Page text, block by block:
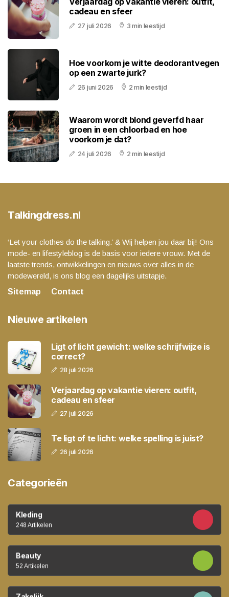
cadeau en sfeer
27 juli 2026 3 min leestijd
Hoe voorkom je witte deodorantvegen
op een zwarte jurk?
26 juni 2026 2 min leestijd
Waarom wordt blond geverfd haar
groen in een chloorbad en hoe
voorkom je dat?
24 juli 2026 2 min leestijd
Talkingdress.nl
‘Let your clothes do the talking.’ & Wij helpen jou daar bij! Ons
mode- en lifestyleblog is de basis voor iedere vrouw. Met de
laatste trends, ontwikkelingen en nieuws over alles in de
modewereld, is ons blog een dagelijks uitstapje.
Sitemap
Contact
Nieuwe artikelen
Ligt of licht gewicht: welke schrijfwijze is
correct?
28 juli 2026
Verjaardag op vakantie vieren: outfit,
cadeau en sfeer
27 juli 2026
Te ligt of te licht: welke spelling is juist?
26 juli 2026
Categorieën
Kleding
248 Artikelen
Beauty
52 Artikelen